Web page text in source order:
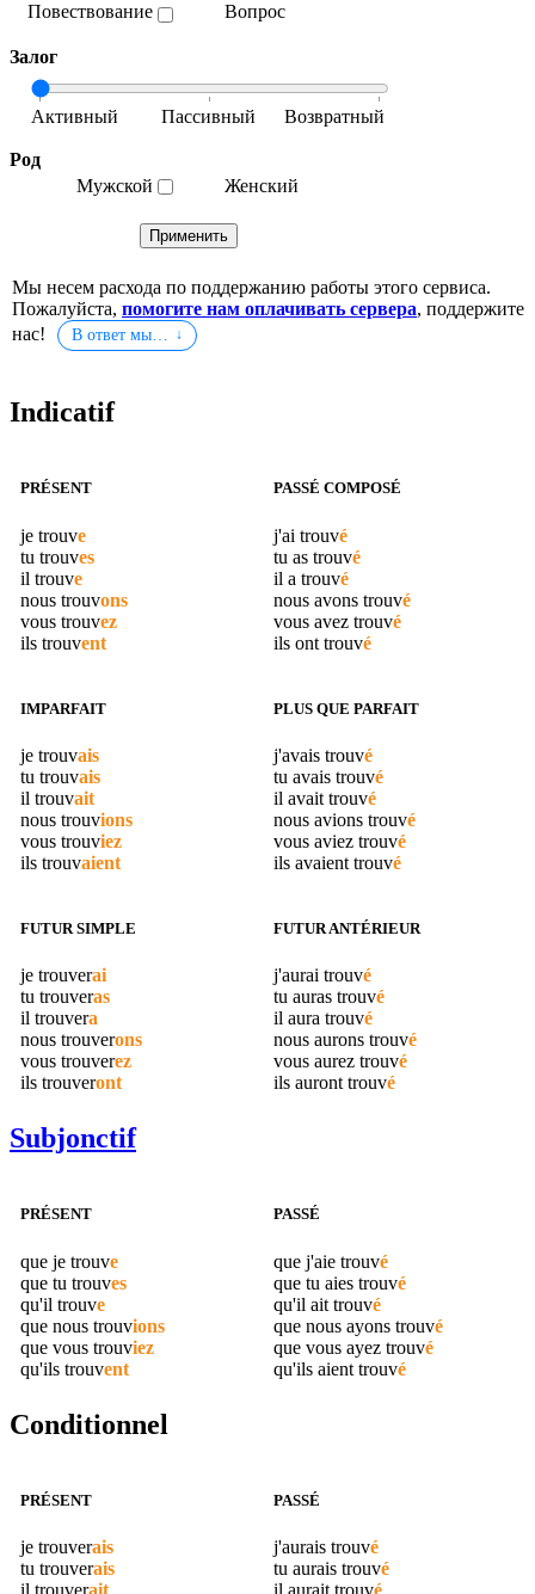
Повествование Вопрос
Залог
Род
Мужской
Женский
Мы несем расхода по поддержанию работы этого сервиса.
Пожалуйста, помогите нам оплачивать сервера, поддержите
нас!
В ответ мы…
Indicatif
PRÉSENT
je trouve
tu trouves
il trouve
nous trouvons
vous trouvez
ils trouvent
PASSÉ COMPOSÉ
j'ai trouvé
tu as trouvé
il a trouvé
nous avons trouvé
vous avez trouvé
ils ont trouvé
IMPARFAIT
je trouvais
tu trouvais
il trouvait
nous trouvions
vous trouviez
ils trouvaient
PLUS QUE PARFAIT
j'avais trouvé
tu avais trouvé
il avait trouvé
nous avions trouvé
vous aviez trouvé
ils avaient trouvé
FUTUR SIMPLE
je trouverai
tu trouveras
il trouvera
nous trouverons
vous trouverez
ils trouveront
FUTUR ANTÉRIEUR
j'aurai trouvé
tu auras trouvé
il aura trouvé
nous aurons trouvé
vous aurez trouvé
ils auront trouvé
Subjonctif
PRÉSENT
que je trouve
que tu trouves
qu'il trouve
que nous trouvions
que vous trouviez
qu'ils trouvent
PASSÉ
que j'aie trouvé
que tu aies trouvé
qu'il ait trouvé
que nous ayons trouvé
que vous ayez trouvé
qu'ils aient trouvé
Conditionnel
PRÉSENT
je trouverais
tu trouverais
il trouverait
PASSÉ
j'aurais trouvé
tu aurais trouvé
il aurait trouvé